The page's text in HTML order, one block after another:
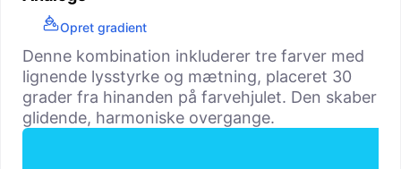
Opret gradient
Denne kombination inkluderer tre farver med
lignende lysstyrke og mætning, placeret 30
grader fra hinanden på farvehjulet. Den skaber
glidende, harmoniske overgange.